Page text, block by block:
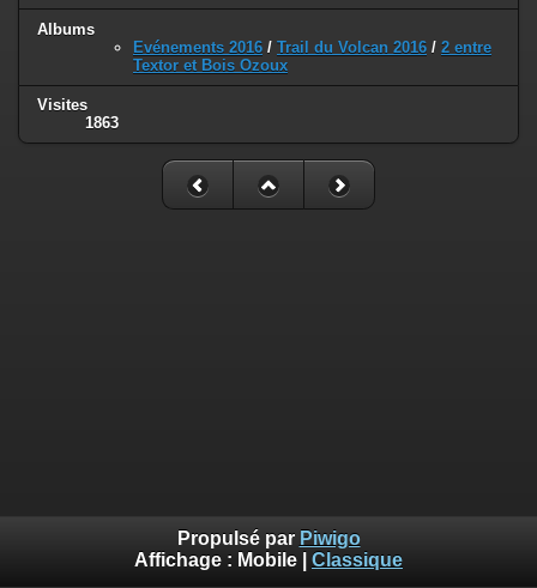
Albums
Evénements 2016 / Trail du Volcan 2016 / 2 entre
Textor et Bois Ozoux
Visites
1863
Propulsé par Piwigo
Affichage : Mobile Classique